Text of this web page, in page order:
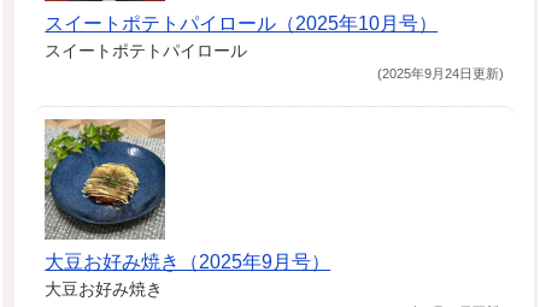
スイートポテトパイロール（2025年10月号）
スイートポテトパイロール
(2025年9月24日更新)
大豆お好み焼き（2025年9月号）
大豆お好み焼き